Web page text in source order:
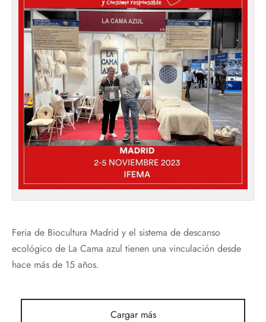
Feria de Biocultura Madrid y el sistema de descanso
ecológico de La Cama azul tienen una vinculación desde
hace más de 15 años.
Cargar más